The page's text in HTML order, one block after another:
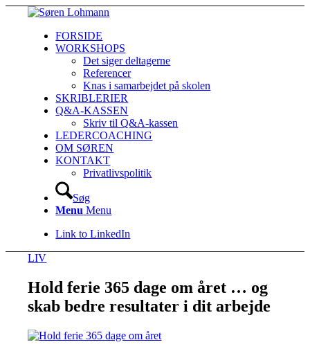
FORSIDE
WORKSHOPS
Det siger deltagerne
Referencer
Knas i samarbejdet på skolen
SKRIBLERIER
Q&A-KASSEN
Skriv til Q&A-kassen
LEDERCOACHING
OM SØREN
KONTAKT
Privatlivspolitik
Søg
Menu Menu
Link to LinkedIn
LIV
Hold ferie 365 dage om året … og
skab bedre resultater i dit arbejde